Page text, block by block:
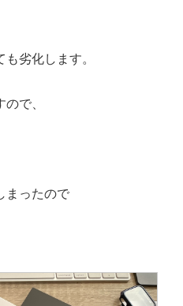
劣化します。
で、
まったので